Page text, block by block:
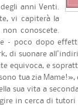
anni Venti.
vi capiterà la
conoscete.
– poco dopo
di suonare
equivoca, e
tua zia
sua vita a
in cerca di